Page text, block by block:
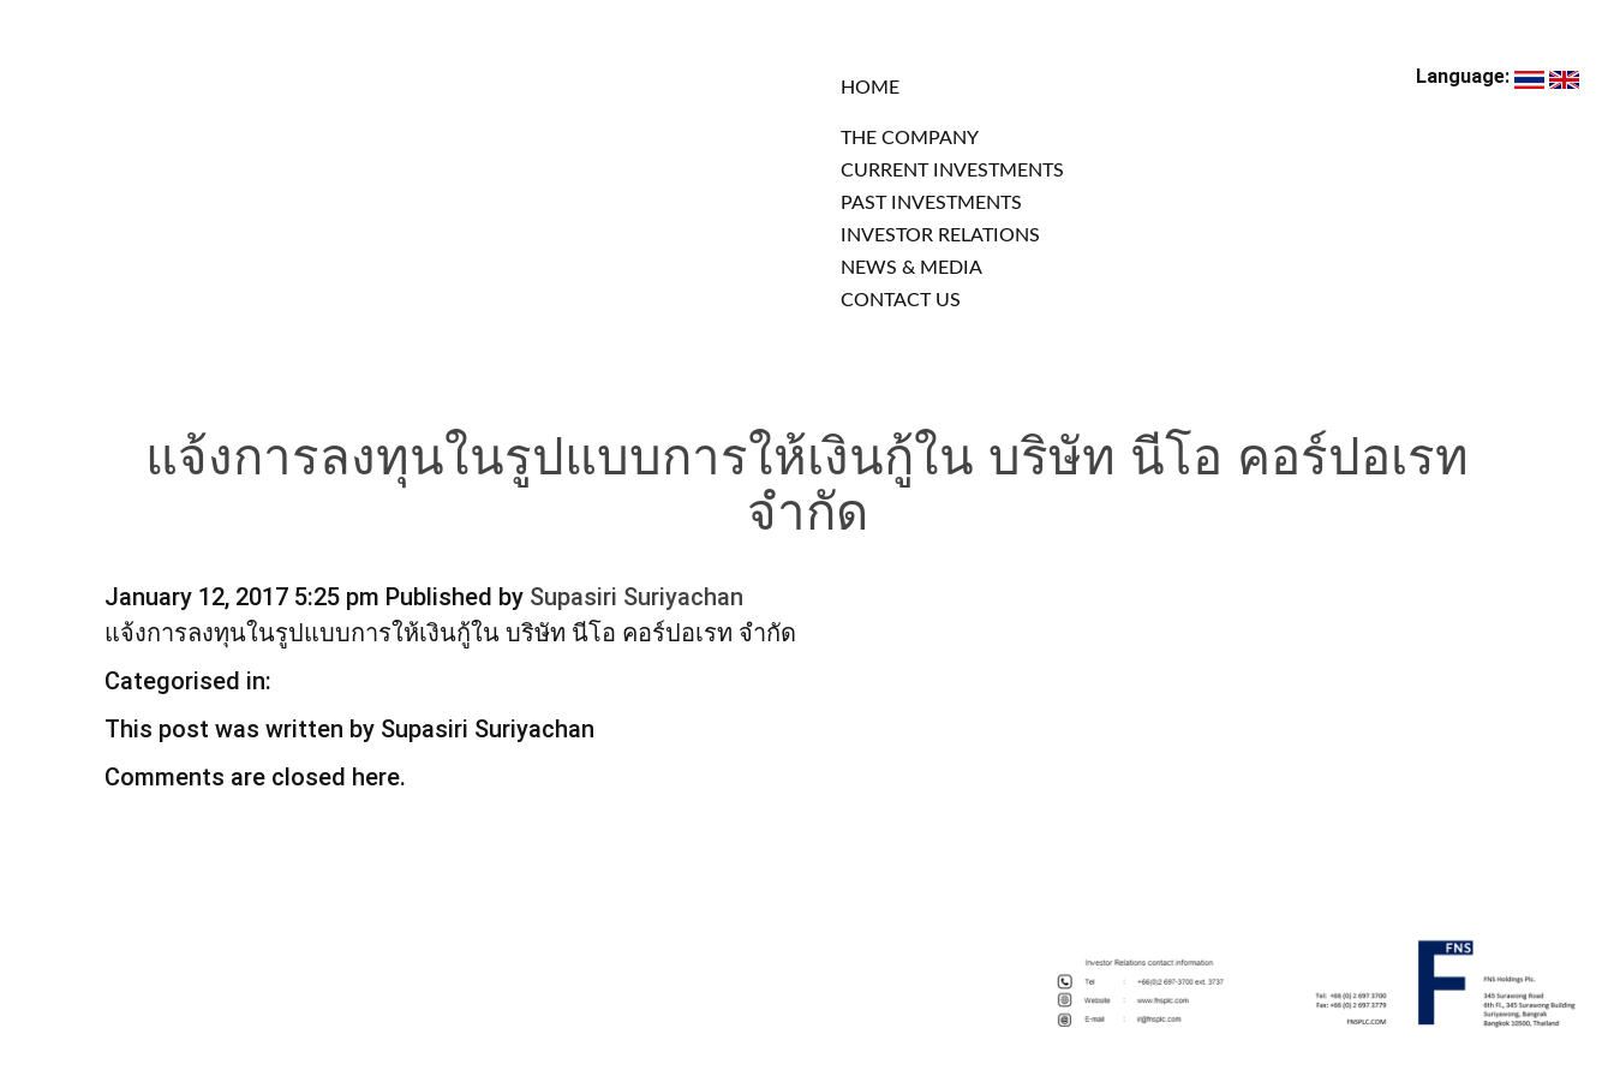
HOME
THE COMPANY
CURRENT INVESTMENTS
PAST INVESTMENTS
INVESTOR RELATIONS
NEWS & MEDIA
CONTACT US
Language:
แจ้งการลงทุนในรูปแบบการให้เงินกู้ใน บริษัท นีโอ คอร์ปอเรท
จำกัด
January 12, 2017 5:25 pm Published by Supasiri Suriyachan
แจ้งการลงทุนในรูปแบบการให้เงินกู้ใน บริษัท นีโอ คอร์ปอเรท จำกัด
Categorised in:
This post was written by Supasiri Suriyachan
Comments are closed here.